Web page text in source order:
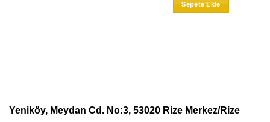
Sepete Ekle
Yeniköy, Meydan Cd. No:3, 53020 Rize Merkez/Rize